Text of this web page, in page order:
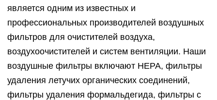
является одним из известных и
профессиональных производителей воздушных
фильтров для очистителей воздуха,
воздухоочистителей и систем вентиляции. Наши
воздушные фильтры включают HEPA, фильтры
удаления летучих органических соединений,
фильтры удаления формальдегида, фильтры с